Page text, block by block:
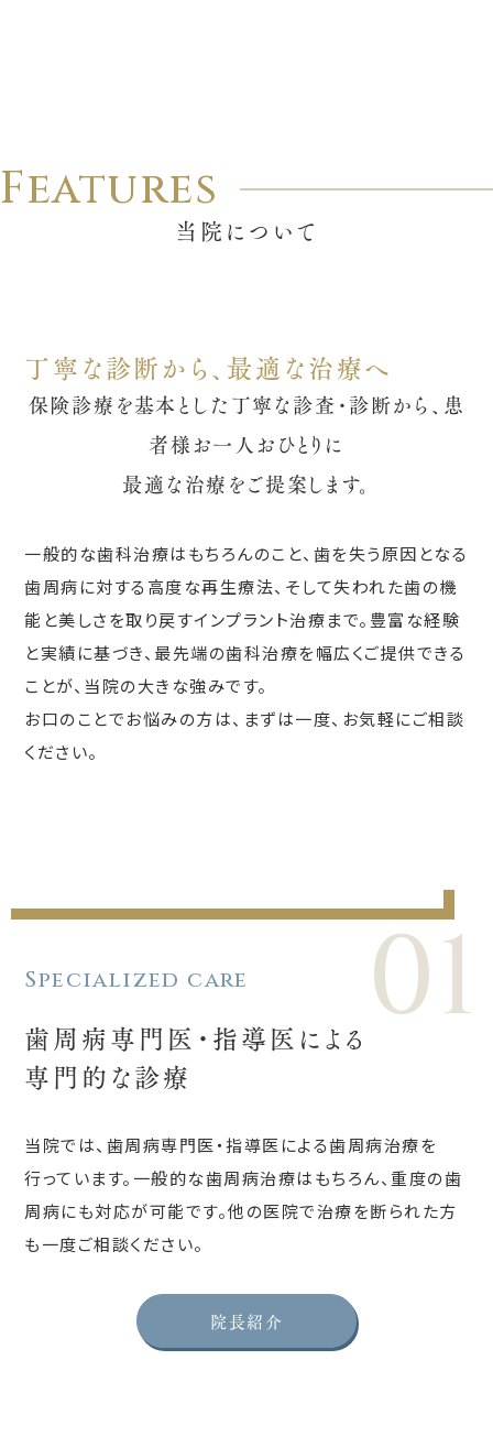
Features
当院について
丁寧な診断から、最適な治療へ
保険診療を基本とした丁寧な診査・診断から、 患
者様お一人おひとりに
最適な治療をご提案します。
一般的な歯科治療はもちろんのこと、歯を失う原因となる
歯周病に対する高度な再生療法、そして失われた歯の機
能と美しさを取り戻すインプラント治療まで。豊富な経験
と実績に基づき、最先端の歯科治療を幅広くご提供できる
ことが、当院の大きな強みです。
お口のことでお悩みの方は、まずは一度、お気軽にご相談
ください。
01
Specialized care
歯周病専門医・指導医による
専門的な診療
当院では、歯周病専門医・指導医による歯周病治療を
行っています。一般的な歯周病治療はもちろん、重度の歯
周病にも対応が可能です。他の医院で治療を断られた方
も一度ご相談ください。
院長紹介